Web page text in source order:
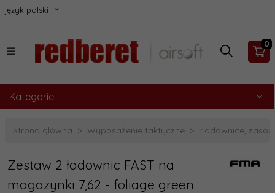
język polski
0
Kategorie
Strona główna Wyposażenie taktyczne Ładownice,
Zestaw 2 ładownic FAST na
magazynki 7,62 - foliage green